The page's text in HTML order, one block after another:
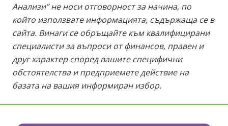
Анализи” не носи отговорност за начина, по
който използвате информацията, съдържаща се в
сайта. Винаги се обръщайте към квалифицирани
специалисти за въпроси от финансов, правен и
друг характер според вашите специфични
обстоятелства и предприемете действие на
базата на вашия информиран избор.